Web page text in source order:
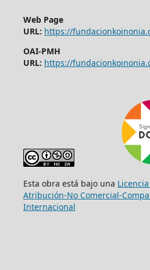
Web Page
URL: https://
OAI-PMH
URL: https://
Esta obra está bajo una
Atribución-No Comercial-
Internacional